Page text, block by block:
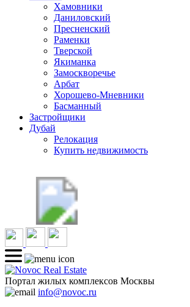
Хамовники
Даниловский
Пресненский
Раменки
Тверской
Якиманка
Замоскворечье
Арбат
Хорошево-Мневники
Басманный
Застройщики
Дубай
Релокация
Купить недвижимость
Портал жилых комплексов Москвы
info@novoc.ru